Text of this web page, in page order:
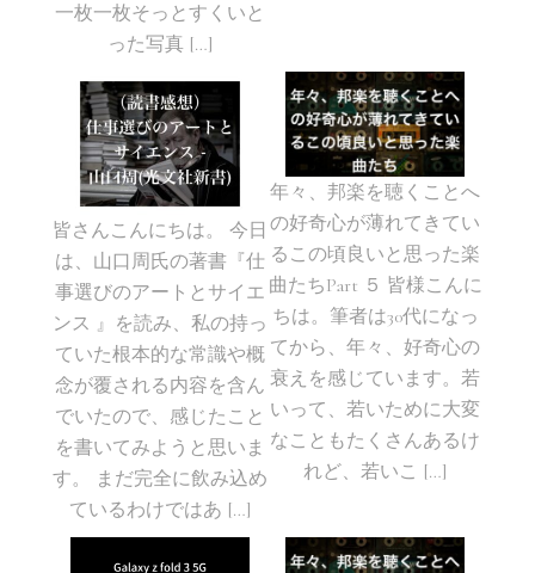
一枚一枚そっとすくいと
った写真 […]
皆さんこんにちは。 今日
は、山口周氏の著書『仕
事選びのアートとサイエ
ンス 』を読み、私の持っ
ていた根本的な常識や概
念が覆される内容を含ん
でいたので、感じたこと
を書いてみようと思いま
す。 まだ完全に飲み込め
ているわけではあ […]
年々、邦楽を聴くことへ
の好奇心が薄れてきてい
るこの頃良いと思った楽
曲たちPart ５ 皆様こんに
ちは。筆者は30代になっ
てから、年々、好奇心の
衰えを感じています。若
いって、若いために大変
なこともたくさんあるけ
れど、若いこ […]